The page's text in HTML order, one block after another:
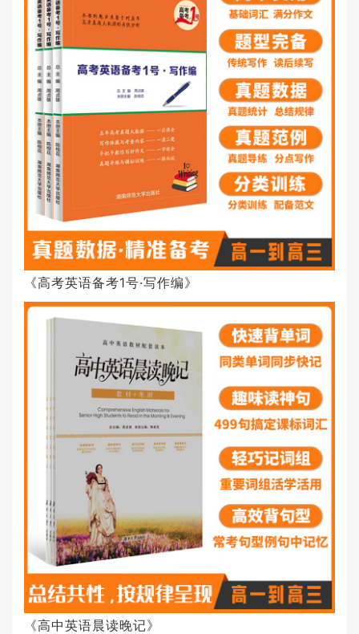
《高考英语备考1号·写作编》
《高中英语晨读晚记》